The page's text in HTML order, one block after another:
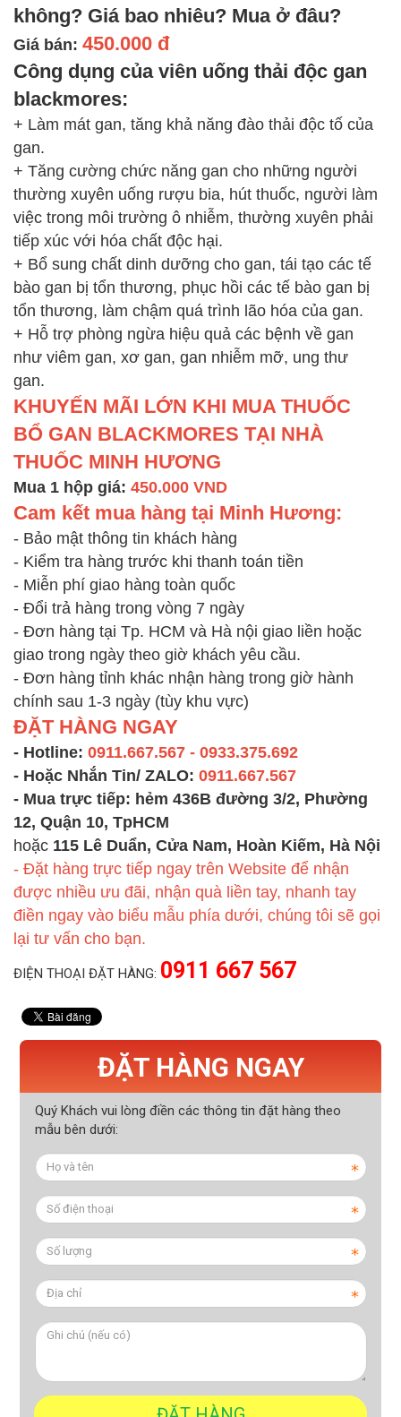
không? Giá bao nhiêu? Mua ở đâu?
Giá bán: 450.000 đ
Công dụng của viên uống thải độc gan
blackmores:
+ Làm mát gan, tăng khả năng đào thải độc tố của
gan.
+ Tăng cường chức năng gan cho những người
thường xuyên uống rượu bia, hút thuốc, người làm
việc trong môi trường ô nhiễm, thường xuyên phải
tiếp xúc với hóa chất độc hại.
+ Bổ sung chất dinh dưỡng cho gan, tái tạo các tế
bào gan bị tổn thương, phục hồi các tế bào gan bị
tổn thương, làm chậm quá trình lão hóa của gan.
+ Hỗ trợ phòng ngừa hiệu quả các bệnh về gan
như viêm gan, xơ gan, gan nhiễm mỡ, ung thư
gan.
KHUYẾN MÃI LỚN KHI MUA THUỐC
BỔ GAN BLACKMORES TẠI NHÀ
THUỐC MINH HƯƠNG
Mua 1 hộp giá: 450.000 VND
Cam kết mua hàng tại Minh Hương:
- Bảo mật thông tin khách hàng
- Kiểm tra hàng trước khi thanh toán tiền
- Miễn phí giao hàng toàn quốc
- Đổi trả hàng trong vòng 7 ngày
- Đơn hàng tại Tp. HCM và Hà nội giao liền hoặc
giao trong ngày theo giờ khách yêu cầu.
- Đơn hàng tỉnh khác nhận hàng trong giờ hành
chính sau 1-3 ngày (tùy khu vực)
ĐẶT HÀNG NGAY
- Hotline: 0911.667.567 - 0933.375.692
- Hoặc Nhắn Tin/ ZALO: 0911.667.567
- Mua trực tiếp: hẻm 436B đường 3/2, Phường
12, Quận 10, TpHCM
hoặc 115 Lê Duẩn, Cửa Nam, Hoàn Kiếm, Hà Nội
- Đặt hàng trực tiếp ngay trên Website để nhận
được nhiều ưu đãi, nhận quà liền tay, nhanh tay
điền ngay vào biểu mẫu phía dưới, chúng tôi sẽ gọi
lại tư vấn cho bạn.
ĐIỆN THOẠI ĐẶT HÀNG: 0911 667 567
ĐẶT HÀNG NGAY
Quý Khách vui lòng điền các thông tin đặt hàng theo
mẫu bên dưới: